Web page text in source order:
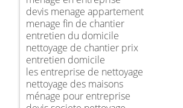
devis menage appartement
menage fin de chantier
entretien du domicile
nettoyage de chantier prix
entretien domicile
les entreprise de nettoyage
nettoyage des maisons
ménage pour entreprise